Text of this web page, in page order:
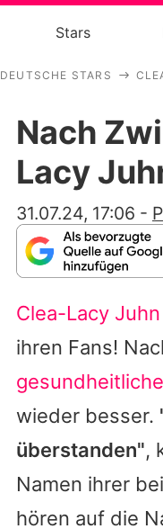
Stars
DEUTSCHE STARS
Nach
Lacy
31.07.24, 17:06 -
Clea-Lacy Juhn
ihren Fans!
wieder besser.
überstanden",
Namen ihrer
hören auf die